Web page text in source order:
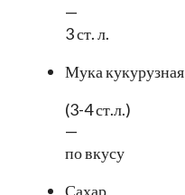
—
3 ст. л.
Мука кукурузная
(3-4 ст.л.)
—
по вкусу
Сахар